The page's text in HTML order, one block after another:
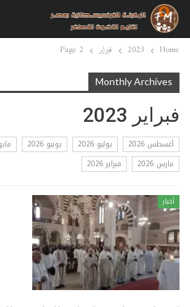
Home
2023 فبراير Page 2
Monthly Archives
فبراير 2023
أغسطس 2026 يوليو 2026 يونيو 2026 مايو
مارس 2026
فبراير 2026
أخبار